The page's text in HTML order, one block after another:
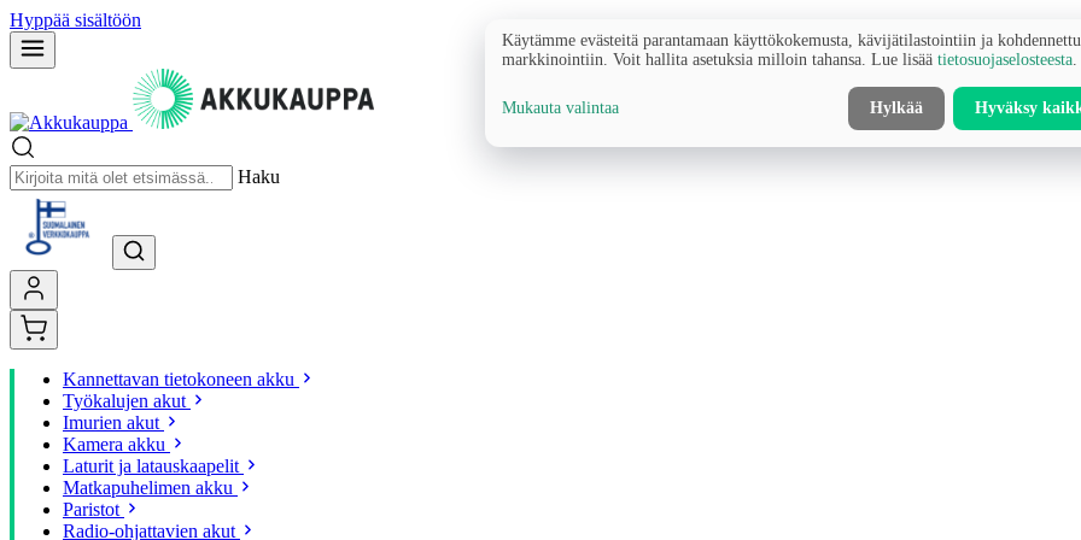
Hyppää sisältöön
Haku
Kannettavan tietokoneen akku
Työkalujen akut
Imurien akut
Kamera akku
Laturit ja latauskaapelit
Matkapuhelimen akku
Paristot
Radio-ohjattavien akut
Käytämme evästeitä parantamaan käyttökokemusta, kävijätilastointiin ja
markkinointiin. Voit hallita asetuksia milloin tahansa. Lue lisää tietosuojaselosteesta
Mukauta valintaa Hylkää Hyväksy